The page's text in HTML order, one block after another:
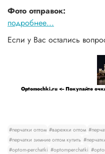
Фото отправок:
подробнее...
Если у Вас остались
Optomochki.ru <-- Покупайте
#перчатки оптом #варежки оптом
#перчатки зимние оптом купить
#optom-perchatki #optomperchatki